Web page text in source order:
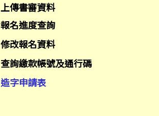
上傳書審資料
報名進度查詢
修改報名資料
查詢繳款帳號及通行碼
造字申請表